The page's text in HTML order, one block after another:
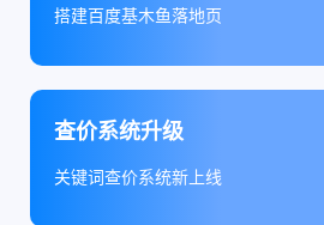
搭建百度基木鱼落地页
查价系统升级
关键词查价系统新上线